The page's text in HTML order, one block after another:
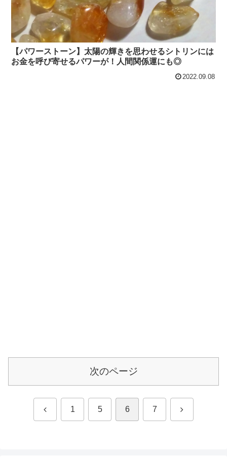
【パワーストーン】太陽の輝きを思わせるシトリンには
お金を呼び寄せるパワーが！人間関係運にも◎
2022.09.08
次のページ
前 1 5 6 7 次